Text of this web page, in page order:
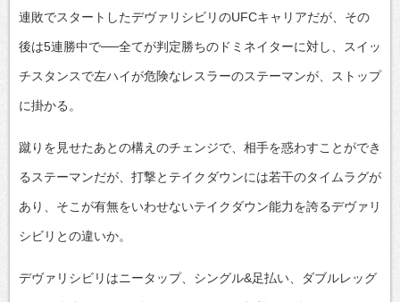
連敗でスタートしたデヴァリシビリのUFCキャリアだが、その
後は5連勝中で──全てが判定勝ちのドミネイターに対し、スイッ
チスタンスで左ハイが危険なレスラーのステーマンが、ストップ
に掛かる。
蹴りを見せたあとの構えのチェンジで、相手を惑わすことができ
るステーマンだが、打撃とテイクダウンには若干のタイムラグが
あり、そこが有無をいわせないテイクダウン能力を誇るデヴァリ
シビリとの違いか。
デヴァリシビリはニータップ、シングル&足払い、ダブルレッグ